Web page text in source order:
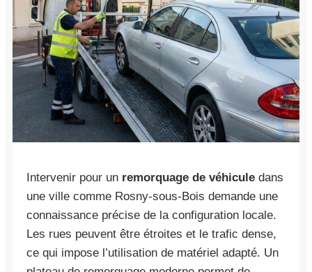
Intervenir pour un remorquage de véhicule dans
une ville comme Rosny-sous-Bois demande une
connaissance précise de la configuration locale.
Les rues peuvent être étroites et le trafic dense,
ce qui impose l’utilisation de matériel adapté. Un